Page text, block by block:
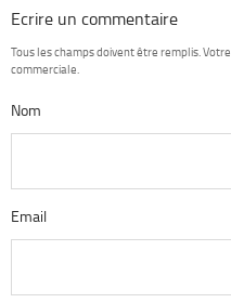
Ecrire un commentaire
Tous les champs doivent être remplis.
commerciale.
Nom
Email